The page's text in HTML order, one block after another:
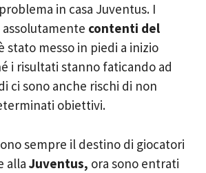
in casa Juventus. I
contenti del
stato messo in piedi a inizio
i risultati stanno faticando ad
ci sono anche rischi di non
obiettivi.
sempre il destino di giocatori
alla Juventus, ora sono entrati